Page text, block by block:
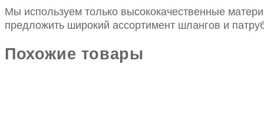
Мы используем только высококачественные
предложить широкий ассортимент шлангов и
Похожие товары